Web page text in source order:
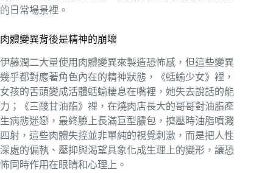
的日常場景裡。
肉體變異背後是精神的崩壞
伊藤潤二大量使用肉體變異來製造恐怖感，但這些變異
幾乎都對應著角色內在的精神狀態，《蛞蝓少女》裡，
女孩的舌頭變成活體蛞蝓棲息在嘴裡，她失去說話的能
力；《三酸甘油酯》裡，在燒肉店長大的哥哥對油脂產
生病態迷戀，最終臉上長滿巨型膿包，擠壓時油脂噴濺
四射，這些肉體失控並非單純的視覺刺激，而是把人性
深處的偏執、壓抑與渴望具象化成生理上的變形，讓恐
怖同時作用在眼睛和心理上。